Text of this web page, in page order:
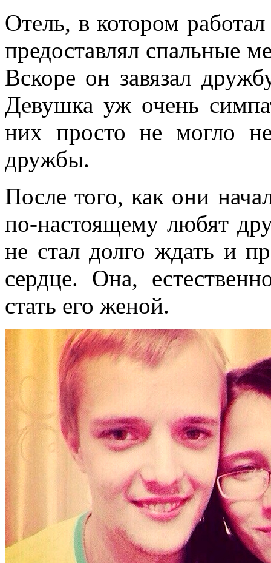
Отель, в котором
предоставлял спальные
Вскоре он завязал
Девушка уж очень
них просто не могло не
дружбы.
После того, как они
по-настоящему любят
не стал долго ждать и
сердце. Она,
стать его женой.